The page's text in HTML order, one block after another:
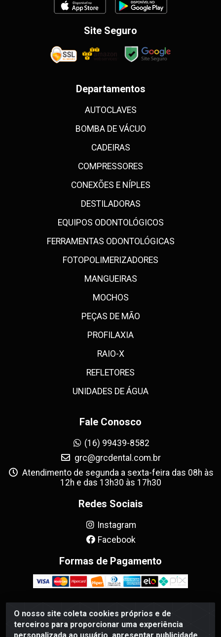
O nosso site coleta cookies próprios e de
terceiros para proporcionar uma experiência
Site Seguro
Departamentos
AUTOCLAVES
BOMBA DE VÁCUO
CADEIRAS
COMPRESSORES
CONEXÕES E NÍPLES
DESTILADORAS
EQUIPOS ODONTOLÓGICOS
FERRAMENTAS ODONTOLÓGICAS
FOTOPOLIMERIZADORES
MANGUEIRAS
MOCHOS
PEÇAS DE MÃO
PROFILAXIA
RAIO-X
REFLETORES
UNIDADES DE ÁGUA
Fale Conosco
(16) 99439-8582
grc@grcdental.com.br
Atendimento de segunda a sexta-feira das 08h às
12h e das 13h30 às 17h30
Redes Sociais
Instagram
Facebook
Formas de Pagamento
GRC Dental - Avenida Antônio e Helena Zerrenner, 720 -
Sumarezinho, Ribeirão Preto/SP - CEP 14055-130 - CNPJ